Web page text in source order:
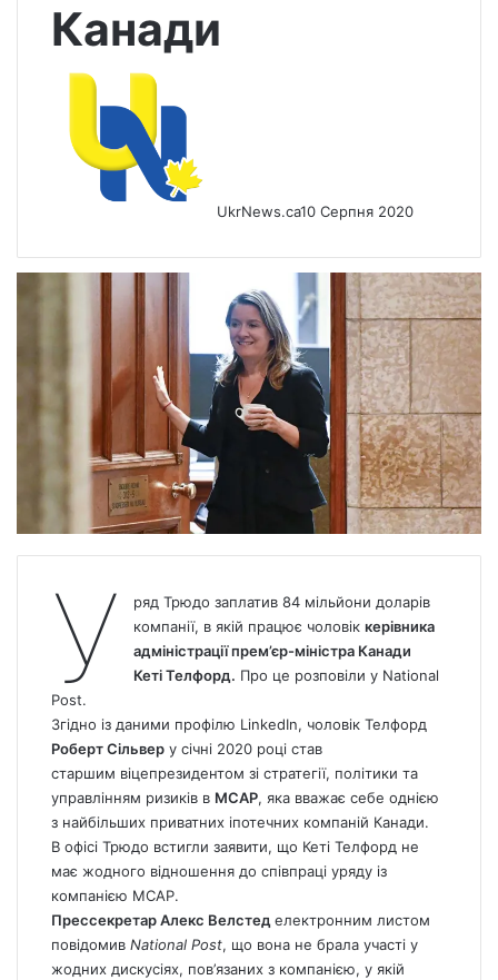
Канади
UkrNews.ca10 Серпня 2020
У
ряд Трюдо заплатив 84 мільйони доларів
компанії, в якій працює чоловік керівника
адміністрації прем’єр-міністра Канади
Кеті Телфорд. Про це розповіли у National
Post.
Згідно із даними профілю LinkedIn, чоловік Телфорд
Роберт Сільвер у січні 2020 році став
старшим віцепрезидентом зі стратегії, політики та
управлінням ризиків в MCAP, яка вважає себе однією
з найбільших приватних іпотечних компаній Канади.
В офісі Трюдо встигли заявити, що Кеті Телфорд не
має жодного відношення до співпраці уряду із
компанією MCAP.
Прессекретар Алекс Велстеделектронним листом
повідомив National Post, що вона не брала участі у
жодних дискусіях, пов’язаних з компанією, у якій